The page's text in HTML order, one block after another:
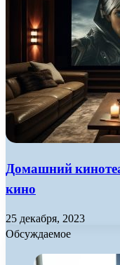
Домашний
кино
25 декабря, 2023
Обсуждаемое